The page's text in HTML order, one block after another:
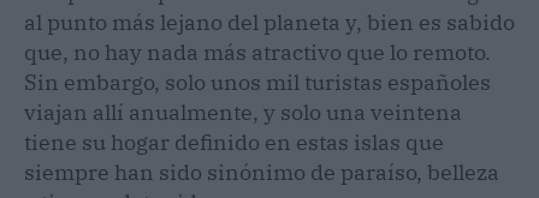
al punto más lejano del planeta y, bien es sabido
que, no hay nada más atractivo que lo remoto.
Sin embargo, solo unos mil turistas españoles
viajan allí anualmente, y solo una veintena
tiene su hogar definido en estas islas que
siempre han sido sinónimo de paraíso, belleza